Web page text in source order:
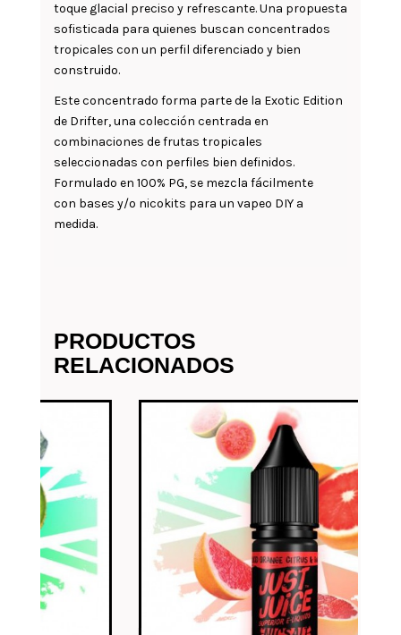
toque glacial preciso y refrescante. Una propuesta
sofisticada para quienes buscan concentrados
tropicales con un perfil diferenciado y bien
construido.
Este concentrado forma parte de la Exotic Edition
de Drifter, una colección centrada en
combinaciones de frutas tropicales
seleccionadas con perfiles bien definidos.
Formulado en 100% PG, se mezcla fácilmente
con bases y/o nicokits para un vapeo DIY a
medida.
PRODUCTOS
RELACIONADOS